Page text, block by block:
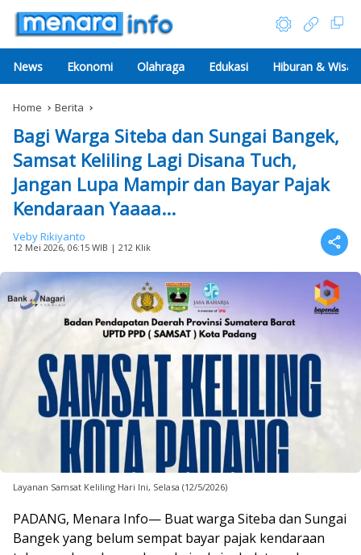
News Ekonomi Olahraga Edukasi Hiburan &
Home Berita
Bagi Warga Siteba dan Sungai Bangek,
Samsat Keliling Lagi Disana Tuch,
Jangan Lupa Mampir dan Bayar Pajak
Kendaraan Yaaaa...
Veby Rikiyanto
12 Mei 2026, 06:15 WIB | 212 Klik
Layanan Samsat Keliling Hari Ini, Selasa (12/5/2026)
PADANG, Menara Info— Buat warga Siteba dan Sungai
Bangek yang belum sempat bayar pajak kendaraan